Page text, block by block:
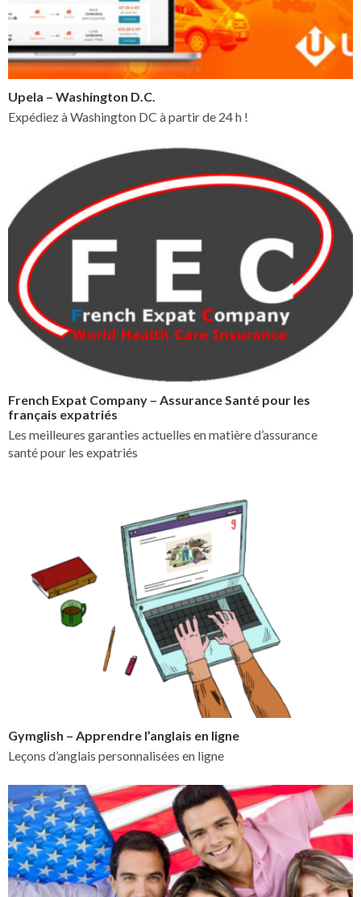
Upela – Washington D.C.
Expédiez à Washington DC à partir de 24 h !
French Expat Company – Assurance Santé pour les
français expatriés
Les meilleures garanties actuelles en matière d’assurance
santé pour les expatriés
Gymglish – Apprendre l’anglais en ligne
Leçons d’anglais personnalisées en ligne